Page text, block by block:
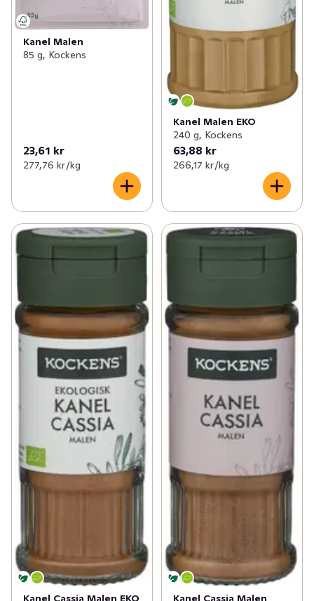
Kanel Malen
85 g, Kockens
23,61 kr
277,76 kr /kg
Kanel Malen EKO
240 g, Kockens
63,88 kr
266,17 kr /kg
Kanel Cassia Malen EKO
Kanel Cassia Malen